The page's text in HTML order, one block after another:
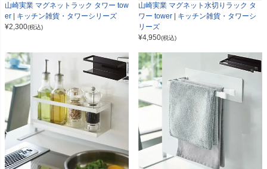
山崎実業 マグネットラック タワー tow
er | キッチン雑貨・タワーシリーズ
¥2,300(税込)
山崎実業 マグネット水切りラック タ
ワー tower | キッチン雑貨・タワーシ
リーズ
¥4,950(税込)